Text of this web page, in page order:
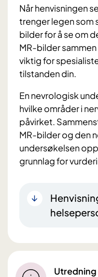
Når henvisningen
trenger legen som
bilder for å se om
MR-bilder
viktig for
tilstanden din.
En nevrologisk
hvilke områder i
påvirket.
MR-bilder og den
undersøkelsen
grunnlag for
Utredning